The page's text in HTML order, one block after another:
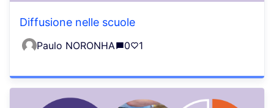
Diffusione nelle scuole
Paulo NORONHA 0 1